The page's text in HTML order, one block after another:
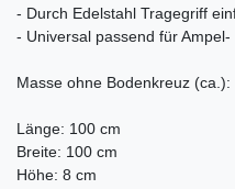
- Durch Edelstahl Tragegriff
- Universal passend für
Masse ohne Bodenkreuz (ca.):
Länge: 100 cm
Breite: 100 cm
Höhe: 8 cm